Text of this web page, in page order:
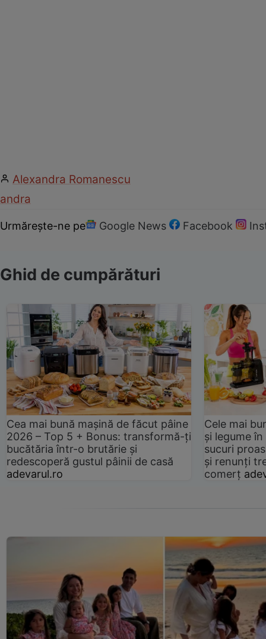
Alexandra Romanescu
andra
Urmărește-ne pe Google News Facebook
Ghid de cumpărături
Cea mai bună mașină de făcut pâine
2026 – Top 5 + Bonus: transformă-ți
bucătăria într-o brutărie și
redescoperă gustul pâinii de casă
adevarul.ro
Cele mai
și legume
sucuri
și renunți
comerț